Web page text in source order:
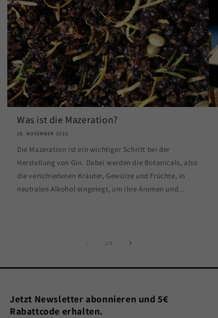
Was ist die Mazeration?
28. NOVEMBER 2023
Die Mazeration ist ein wichtiger Schritt bei der
Herstellung von Gin. Dabei werden die Botanicals, also
die verschiedenen Kräuter, Gewürze und Früchte, in
neutralen Alkohol eingelegt, um ihre Aromen und...
1 /von
3
Jetzt Newsletter abonnieren und 5€
Rabattcode erhalten.